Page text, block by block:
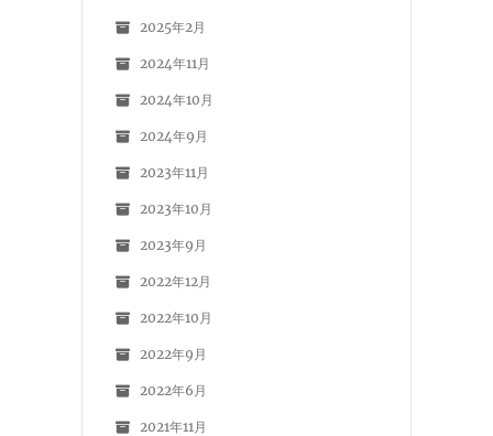
2025年2月
2024年11月
2024年10月
2024年9月
2023年11月
2023年10月
2023年9月
2022年12月
2022年10月
2022年9月
2022年6月
2021年11月